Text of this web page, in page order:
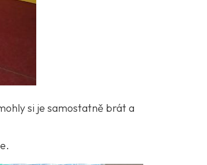
si je samostatně brát a